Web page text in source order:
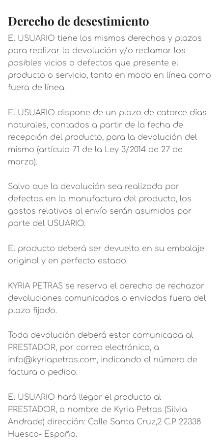
Derecho de desestimiento
El USUARIO tiene los mismos derechos y plazos
para realizar la devolución y/o reclamar los
posibles vicios o defectos que presente el
producto o servicio, tanto en modo en línea como
fuera de línea.
El USUARIO dispone de un plazo de catorce días
naturales, contados a partir de la fecha de
recepción del producto, para la devolución del
mismo (artículo 71 de la Ley 3/2014 de 27 de
marzo).
Salvo que la devolución sea realizada por
defectos en la manufactura del producto, los
gastos relativos al envío serán asumidos por
parte del USUARIO.
El producto deberá ser devuelto en su embalaje
original y en perfecto estado.
KYRIA PETRAS se reserva el derecho de rechazar
devoluciones comunicadas o enviadas fuera del
plazo fijado.
Toda devolución deberá estar comunicada al
PRESTADOR, por correo electrónico, a
info@kyriapetras.com, indicando el número de
factura o pedido.
El USUARIO hará llegar el producto al
PRESTADOR, a nombre de Kyria Petras (Silvia
Andrade) dirección: Calle Santa Cruz,2 C.P 22338
Huesca- España.